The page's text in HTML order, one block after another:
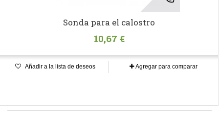
Sonda para el calostro
10,67 €
Añadir a la lista de deseos Agregar para comparar